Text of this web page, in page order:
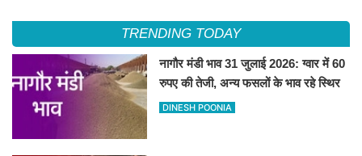
TRENDING TODAY
नागौर मंडी भाव 31 जुलाई 2026: ग्वार में 60
रुपए की तेजी, अन्य फसलों के भाव रहे स्थिर
DINESH POONIA